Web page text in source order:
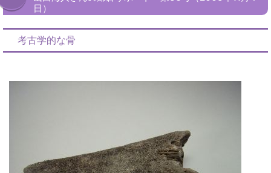
日）
考古学的な骨